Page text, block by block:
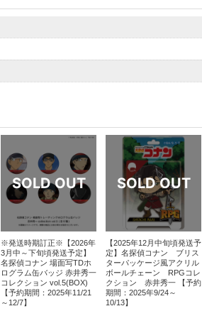
※発送時期訂正※【2026年
3月中～下旬頃発送予定】
名探偵コナン 場面写TDホ
ログラム缶バッジ 赤井秀一
コレクション vol.5(BOX)
【予約期間：2025年11/21
～12/7】
【2025年12月中旬頃発送予
定】名探偵コナン ブリス
ターパッケージ風アクリル
ボールチェーン RPGコレ
クション 赤井秀一 【予約
期間：2025年9/24～
10/13】